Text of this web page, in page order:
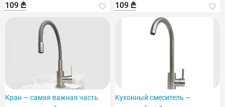
109 ₾ 109 ₾
Кран — самая важная часть
Кухонный смеситель —